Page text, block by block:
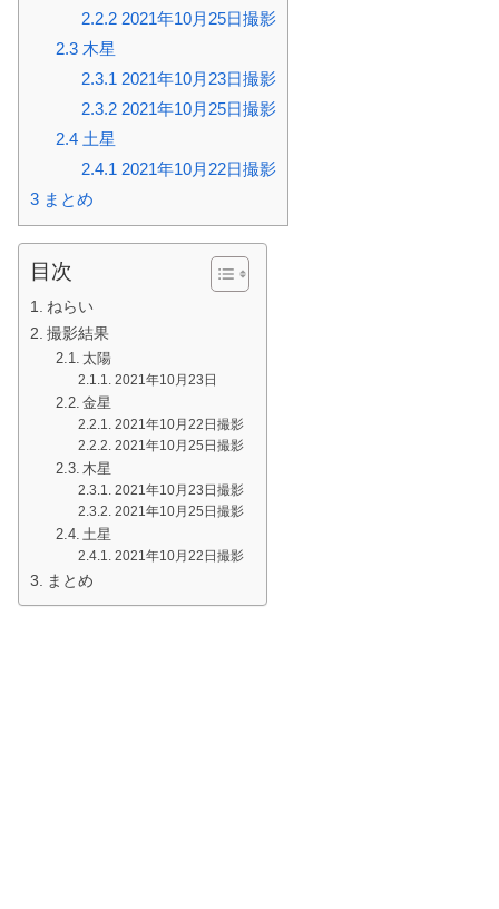
2.2.22021年10月25日撮影
2.3木星
2.3.12021年10月23日撮影
2.3.22021年10月25日撮影
2.4土星
2.4.12021年10月22日撮影
3 まとめ
目次
ねらい
撮影結果
太陽
2021年10月23日
金星
2021年10月22日撮影
2021年10月25日撮影
木星
2021年10月23日撮影
2021年10月25日撮影
土星
2021年10月22日撮影
まとめ